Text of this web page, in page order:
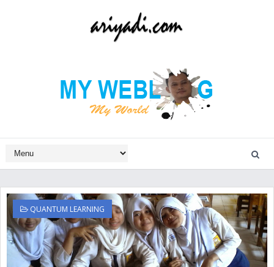
QUANTUM LEARNING